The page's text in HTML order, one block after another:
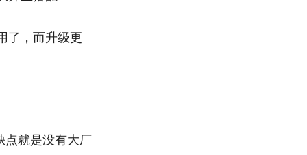
了，而升级更
点就是没有大厂